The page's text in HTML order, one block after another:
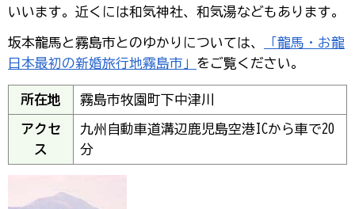
いいます。近くには和気神社、和気湯などもあります。
坂本龍馬と霧島市とのゆかりについては、
「龍馬・お龍
日本最初の新婚旅行地霧島市」 をご覧ください。
所在地 霧島市牧園町下中津川
アクセ
ス
九州自動車道溝辺鹿児島空港ICから車で20
分